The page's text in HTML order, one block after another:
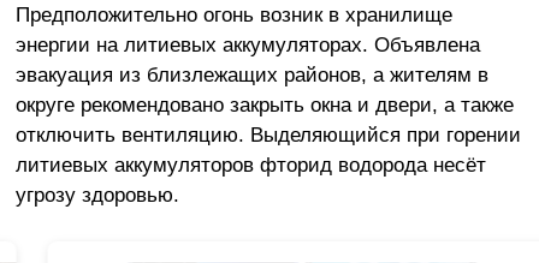
Предположительно огонь возник в хранилище
энергии на литиевых аккумуляторах. Объявлена
эвакуация из близлежащих районов, а жителям в
округе рекомендовано закрыть окна и двери, а также
отключить вентиляцию. Выделяющийся при горении
литиевых аккумуляторов фторид водорода несёт
угрозу здоровью.